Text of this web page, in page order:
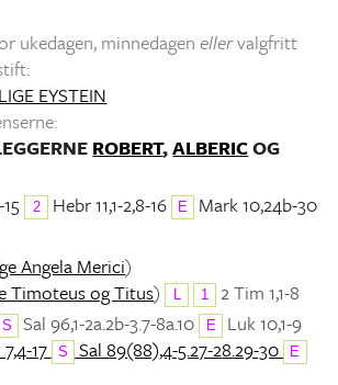
ukedagen, minnedagen ellervalgfritt
EYSTEIN
ROBERT,ALBERICOG
15 2 Hebr 11,1-2,8-16 E Mark 10,24b-30
Angela Merici)
Timoteus og Titus) L 1
2 Tim 1,1-8
S Sal 96,1-2a.2b-3.7-8a.10 E Luk 10,1-9
17 S Sal 89(88),4-5.27-28.29-30 E